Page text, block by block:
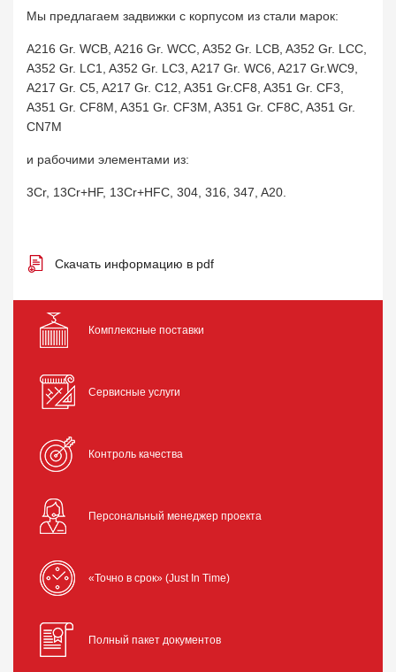
Мы предлагаем задвижки с корпусом из стали марок:
A216 Gr. WCB, A216 Gr. WCC, A352 Gr. LCB, A352 Gr. LCC,
A352 Gr. LC1, A352 Gr. LC3, A217 Gr. WC6, A217 Gr.WC9,
A217 Gr. C5, A217 Gr. C12, A351 Gr.CF8, A351 Gr. CF3,
A351 Gr. CF8M, A351 Gr. CF3M, A351 Gr. CF8C, A351 Gr.
CN7M
и рабочими элементами из:
3Cr, 13Cr+HF, 13Cr+HFC, 304, 316, 347, A20.
Скачать информацию в pdf
Комплексные поставки
Сервисные услуги
Контроль качества
Персональный менеджер проекта
«Точно в срок» (Just In Time)
Полный пакет документов